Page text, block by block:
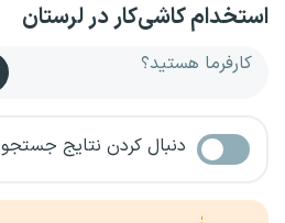
استخدام کاشی‌کار در لرستان
کارفرما هستید؟
دنبال کردن نتایج جستجو